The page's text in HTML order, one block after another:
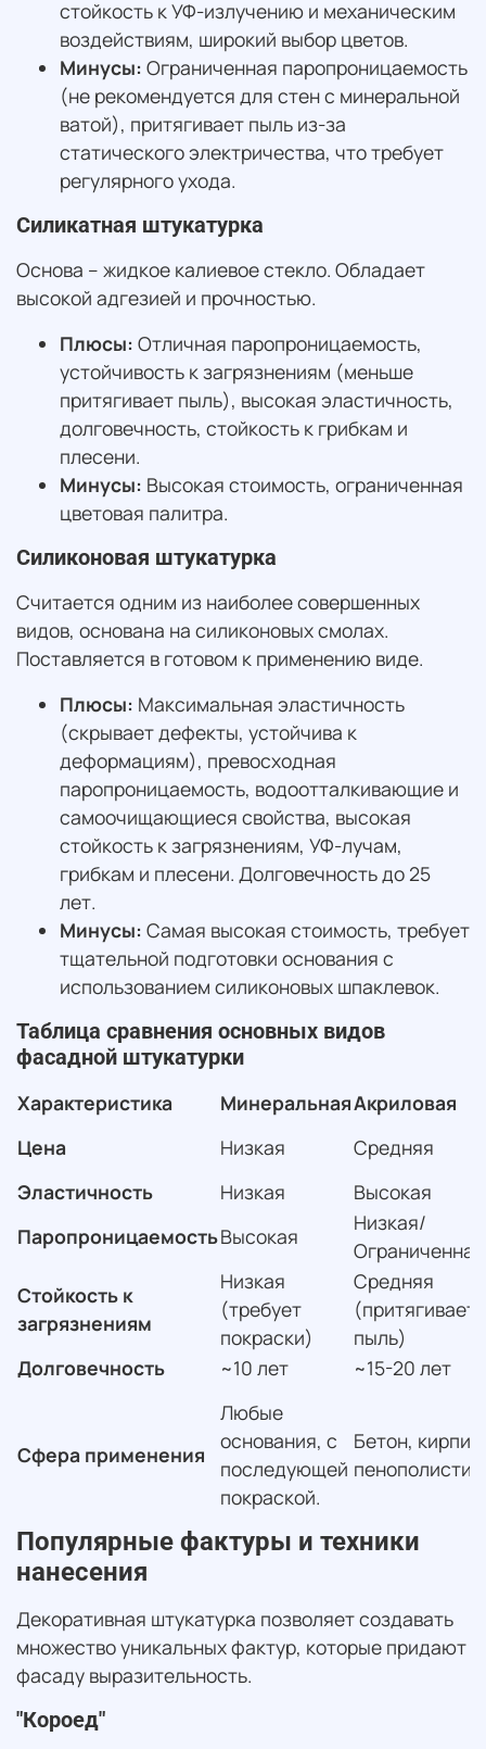
стойкость к УФ-излучению и механическим
воздействиям, широкий выбор цветов.
Минусы: Ограниченная паропроницаемость
(не рекомендуется для стен с минеральной
ватой), притягивает пыль из-за
статического электричества, что требует
регулярного ухода.
Силикатная штукатурка
Основа – жидкое калиевое стекло. Обладает
высокой адгезией и прочностью.
Плюсы: Отличная паропроницаемость,
устойчивость к загрязнениям (меньше
притягивает пыль), высокая эластичность,
долговечность, стойкость к грибкам и
плесени.
Минусы: Высокая стоимость, ограниченная
цветовая палитра.
Силиконовая штукатурка
Считается одним из наиболее совершенных
видов, основана на силиконовых смолах.
Поставляется в готовом к применению виде.
Плюсы: Максимальная эластичность
(скрывает дефекты, устойчива к
деформациям), превосходная
паропроницаемость, водоотталкивающие и
самоочищающиеся свойства, высокая
стойкость к загрязнениям, УФ-лучам,
грибкам и плесени. Долговечность до 25
лет.
Минусы: Самая высокая стоимость, требует
тщательной подготовки основания с
использованием силиконовых шпаклевок.
Таблица сравнения основных видов
фасадной штукатурки
Характеристика
МинеральнаяАкриловая
Цена
Низкая
Средняя
Эластичность
Низкая
Высокая
ПаропроницаемостьВысокая
Низкая/
Ограниченная
Стойкость к
загрязнениям
Низкая
(требует
покраски)
Средняя
(притягивает
пыль)
Долговечность
~10 лет ~15-20 лет
Сфера применения
Любые
основания, с
последующей
покраской.
Бетон, кирпич,
Популярные фактуры и техники
нанесения
Декоративная штукатурка позволяет создавать
множество уникальных фактур, которые придают
фасаду выразительность.
"Короед"